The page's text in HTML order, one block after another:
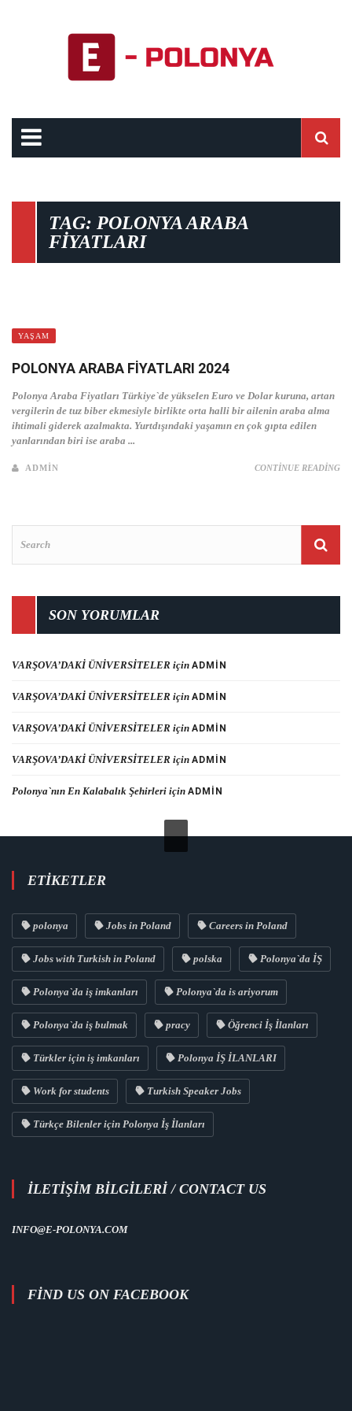
TAG: POLONYA ARABA
FIYATLARI
YAŞAM
POLONYA ARABA FIYATLARI 2024
Polonya Araba Fiyatları Türkiye`de yükselen Euro ve Dolar kuruna, artan
vergilerin de tuz biber ekmesiyle birlikte orta halli bir ailenin araba alma
ihtimali giderek azalmakta. Yurtdışındaki yaşamın en çok gıpta edilen
yanlarından biri ise araba ...
ADMIN CONTINUE READING
SON YORUMLAR
VARŞOVA’DAKİ ÜNİVERSİTELER için ADMIN
VARŞOVA’DAKİ ÜNİVERSİTELER için ADMIN
VARŞOVA’DAKİ ÜNİVERSİTELER için ADMIN
VARŞOVA’DAKİ ÜNİVERSİTELER için ADMIN
Polonya`nın En Kalabalık Şehirleri için ADMIN
ETIKETLER
polonya Jobs in Poland Careers in Poland
Jobs with Turkish in Poland polska Polonya`da İŞ
Polonya`da iş imkanları Polonya`da is ariyorum
Polonya`da iş bulmak pracy Öğrenci İş İlanları
Türkler için iş imkanları Polonya İŞ İLANLARI
Work for students Turkish Speaker Jobs
Türkçe Bilenler için Polonya İş İlanları
İLETİŞİM BİLGİLERİ / CONTACT US
INFO@E-POLONYA.COM
FIND US ON FACEBOOK